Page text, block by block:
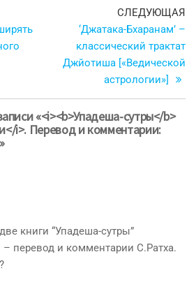
СЛЕДУЮЩАЯ
‘Джатака-Бхаранам’ –
классический трактат
Джйотиша [«Ведической
астрологии»]
«<i><b>Упадеша-сутры</b>
i>. Перевод и комментарии:
книги “Упадеша-сутры”
перевод и комментарии С.Ратха.